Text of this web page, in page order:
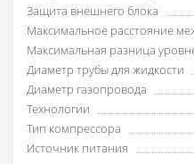
Защита внешнего блока
Максимальное расстояние
Максимальная разница
Диаметр трубы для жидкости
Диаметр газопровода
Технологии
Тип компрессора
Источник питания